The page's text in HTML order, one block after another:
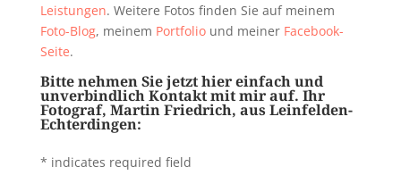
Leistungen. Weitere Fotos finden Sie auf meinem
Foto-Blog, meinem Portfoliound meiner Facebook-
Seite.
Bitte nehmen Sie jetzt hier einfach und
unverbindlichKontaktmit mir auf. Ihr
Fotograf, Martin Friedrich, aus Leinfelden-
Echterdingen:
* indicates required field